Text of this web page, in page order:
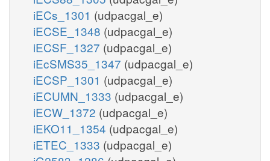
iECs_1301 (udpacgal_e)
iECSE_1348 (udpacgal_e)
iECSF_1327 (udpacgal_e)
iEcSMS35_1347 (udpacgal_e)
iECSP_1301 (udpacgal_e)
iECUMN_1333 (udpacgal_e)
iECW_1372 (udpacgal_e)
iEKO11_1354 (udpacgal_e)
iETEC_1333 (udpacgal_e)